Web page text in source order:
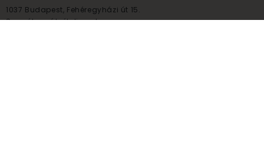
1037 Budapest, Fehéregyházi út 15.
Személyes átvételi pont